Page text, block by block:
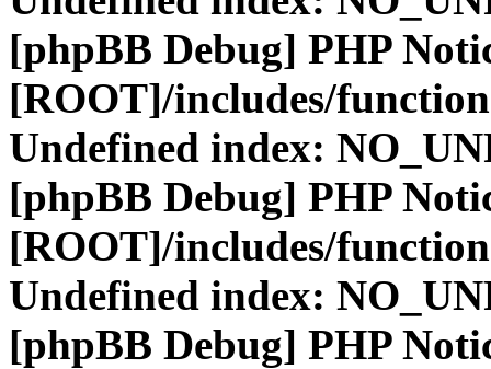
[phpBB Debug] PHP
[ROOT]/includes/
Undefined index:
[phpBB Debug] PHP
[ROOT]/includes/
Undefined index:
[phpBB Debug] PHP